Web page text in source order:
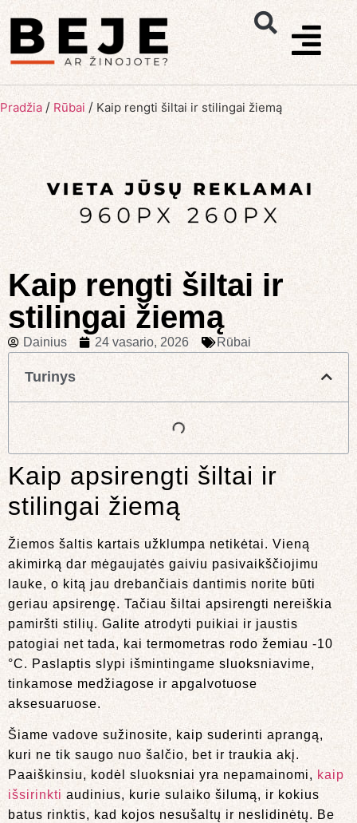
Pradžia / Rūbai / Kaip rengti šiltai ir stilingai žiemą
Kaip rengti šiltai ir
stilingai žiemą
Dainius 24 vasario, 2026 Rūbai
Turinys
Kaip apsirengti šiltai ir
stilingai žiemą
Žiemos šaltis kartais užklumpa netikėtai. Vieną
akimirką dar mėgaujatės gaiviu pasivaikščiojimu
lauke, o kitą jau drebančiais dantimis norite būti
geriau apsirengę. Tačiau šiltai apsirengti nereiškia
pamiršti stilių. Galite atrodyti puikiai ir jaustis
patogiai net tada, kai termometras rodo žemiau -10
°C. Paslaptis slypi išmintingame sluoksniavime,
tinkamose medžiagose ir apgalvotuose
aksesuaruose.
Šiame vadove sužinosite, kaip suderinti aprangą,
kuri ne tik saugo nuo šalčio, bet ir traukia akį.
Paaiškinsiu, kodėl sluoksniai yra nepamainomi, kaip
išsirinkti audinius, kurie sulaiko šilumą, ir kokius
batus rinktis, kad kojos nesušaltų ir neslidinėtų. Be